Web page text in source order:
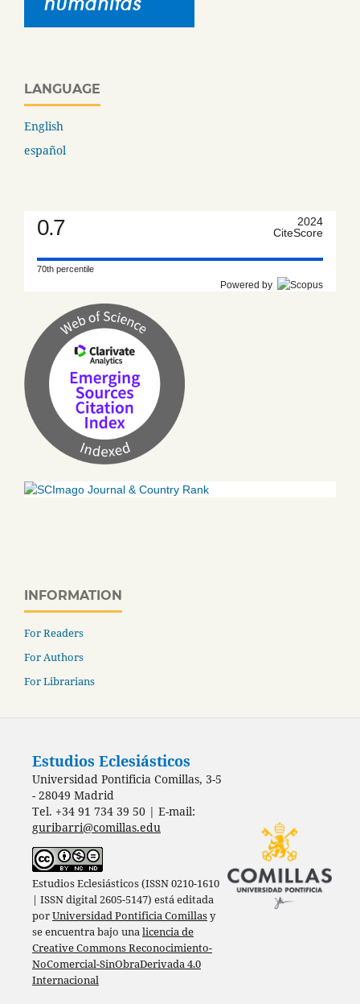
LANGUAGE
English
español
0.7
2024
CiteScore
70th percentile
Powered by
INFORMATION
For Readers
For Authors
For Librarians
Estudios Eclesiásticos
Universidad Pontificia Comillas, 3-5
- 28049 Madrid
Tel. +34 91 734 39 50 | E-mail:
guribarri@comillas.edu
Estudios Eclesiásticos (ISSN 0210-1610
| ISSN digital 2605-5147) está editada
porUniversidad Pontificia Comillasy
se encuentra bajo unalicencia de
Creative Commons Reconocimiento-
NoComercial-SinObraDerivada 4.0
Internacional